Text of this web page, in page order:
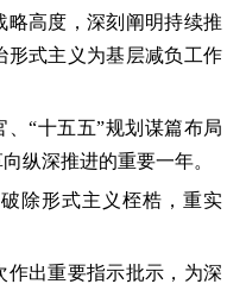
略高度，深刻阐明持续推
形式主义为基层减负工作
“十五五”规划谋篇布局
纵深推进的重要一年。
形式主义桎梏，重实
出重要指示批示，为深